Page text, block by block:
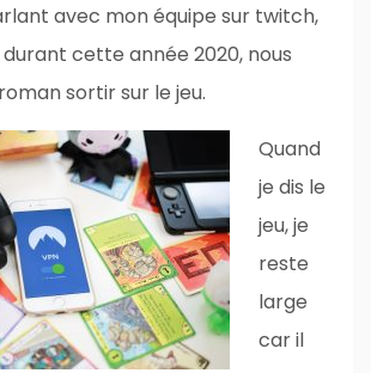
avec mon équipe sur twitch,
durant cette année 2020, nous
sortir sur le jeu.
Quand
je dis le
jeu, je
reste
large
car il